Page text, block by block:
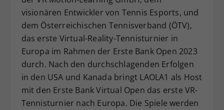
visionären Entwickler von Tennis Esports, und
dem Österreichischen Tennisverband (ÖTV),
das erste Virtual-Reality-Tennisturnier in
Europa im Rahmen der Erste Bank Open 2023
durch. Nach den durchschlagenden Erfolgen
in den USA und Kanada bringt LAOLA1 als Host
mit den Erste Bank Virtual Open das erste VR-
Tennisturnier nach Europa. Die Spiele werden
Dieser Wert speichert Ihre Consent-
Einstellungen. Unter anderem eine
zufällig generierte ID, für die
historische Speicherung Ihrer
vorgenommen Einstellungen, falls der
Webseiten-Betreiber dies eingestellt
hat.